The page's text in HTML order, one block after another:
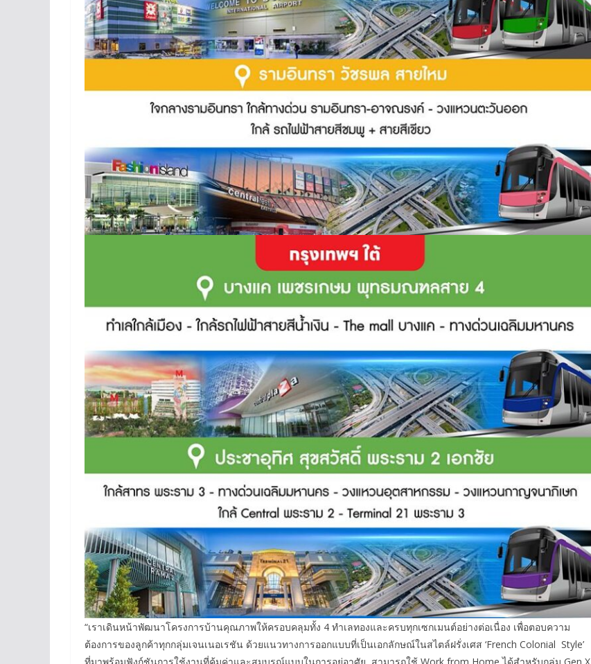
“เราเดินหน้าพัฒนาโครงการบ้านคุณภาพให้ครอบคลุมทั้ง 4 ทำเลทองและครบทุกเซกเมนต์อย่างต่อเนื่อง เพื่อตอบความ
ต้องการของลูกค้าทุกกลุ่มเจนเนอเรชัน ด้วยแนวทางการออกแบบที่เป็นเอกลักษณ์ในสไตล์ฝรั่งเศส ‘French Colonial Style’